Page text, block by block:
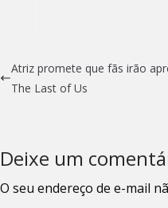
Atriz promete que fãs irão
The Last of Us
Deixe um
O seu endereço de e-mail